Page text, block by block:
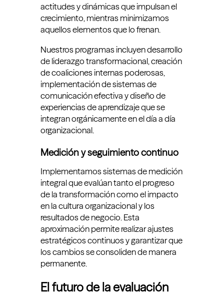
actitudes y dinámicas que impulsan el
crecimiento, mientras minimizamos
aquellos elementos que lo frenan.
Nuestros programas incluyen desarrollo
de liderazgo transformacional, creación
de coaliciones internas poderosas,
implementación de sistemas de
comunicación efectiva y diseño de
experiencias de aprendizaje que se
integran orgánicamente en el día a día
organizacional.
Medición y seguimiento continuo
Implementamos sistemas de medición
integral que evalúan tanto el progreso
de la transformación como el impacto
en la cultura organizacional y los
resultados de negocio. Esta
aproximación permite realizar ajustes
estratégicos continuos y garantizar que
los cambios se consoliden de manera
permanente.
El futuro de la evaluación